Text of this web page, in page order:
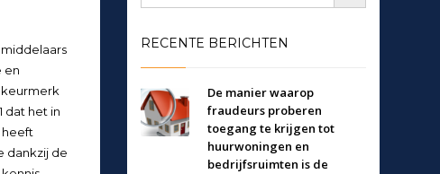
en
dat het in
heeft
dankzij de
RECENTE BERICHTEN
De manier waarop
fraudeurs proberen
toegang te krijgen tot
huurwoningen en
bedrijfsruimten is de